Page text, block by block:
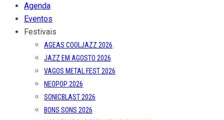
Agenda
Eventos
Festivais
AGEAS COOLJAZZ 2026
JAZZ EM AGOSTO 2026
VAGOS METAL FEST 2026
NEOPOP 2026
SONICBLAST 2026
BONS SONS 2026